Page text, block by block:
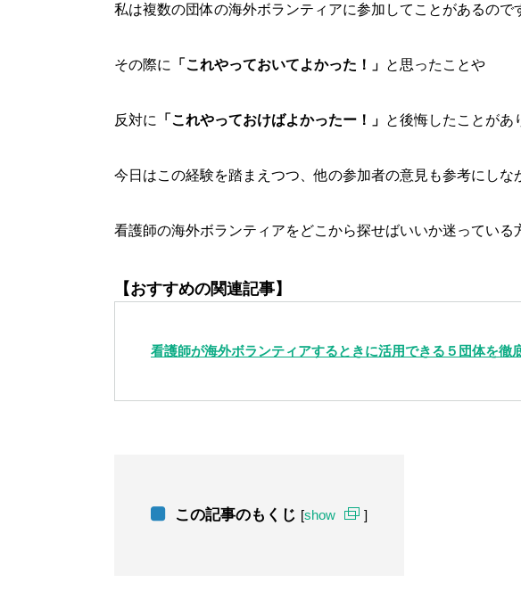
私は複数の団体の海外ボランティアに参加してことがあるので
その際に 「これやっておいてよかった！」 と思ったことや
反対に 「これやっておけばよかったー！」 と後悔したことがあ
今日はこの経験を踏まえつつ、他の参加者の意見も参考にしな
看護師の海外ボランティアをどこから探せばいいか迷っている
【おすすめの関連記事】
看護師が海外ボランティアするときに活用できる５団体を徹
この記事のもくじ [show ]